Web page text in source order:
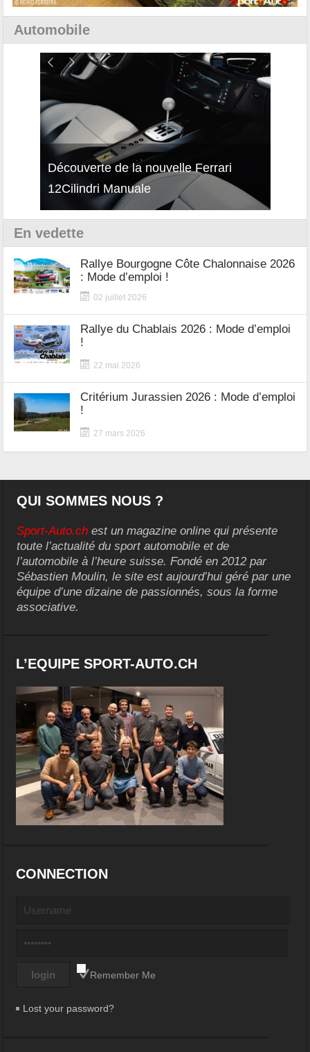
Automobile
Découverte de la nouvelle Ferrari
12Cilindri Manuale
En vedette
Rallye Bourgogne Côte Chalonnaise 2026
: Mode d’emploi !
02 juillet 2026
Rallye du Chablais 2026 : Mode d’emploi
!
22 mai 2026
Critérium Jurassien 2026 : Mode d’emploi
!
27 mars 2026
QUI SOMMES NOUS ?
Sport-Auto.ch est un magazine online qui présente
toute l’actualité du sport automobile et de
l’automobile à l’heure suisse. Fondé en 2012 par
Sébastien Moulin, le site est aujourd’hui géré par une
équipe d’une dizaine de passionnés, sous la forme
associative.
L’EQUIPE SPORT-AUTO.CH
CONNECTION
Remember Me
Lost your password?